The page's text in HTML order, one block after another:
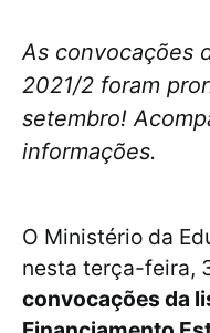
As convocações
2021/2 foram
setembro!
informações.
O Ministério da
nesta terça-feira,
convocações da